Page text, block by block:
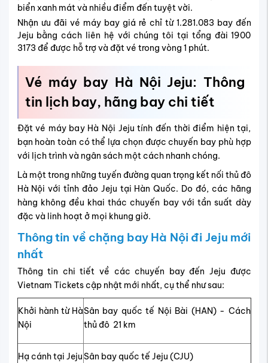
biển xanh mát và nhiều điểm đến tuyệt vời.
Nhận ưu đãi vé máy bay giá rẻ chỉ từ 1.281.083 bay đến
Jeju bằng cách liên hệ với chúng tôi tại tổng đài 1900
3173 để được hỗ trợ và đặt vé trong vòng 1 phút.
Vé máy bay Hà Nội Jeju: Thông
tin lịch bay, hãng bay chi tiết
Đặt vé máy bay Hà Nội Jeju tính đến thời điểm hiện tại,
bạn hoàn toàn có thể lựa chọn được chuyến bay phù hợp
với lịch trình và ngân sách một cách nhanh chóng.
Là một trong những tuyến đường quan trọng kết nối thủ đô
Hà Nội với tỉnh đảo Jeju tại Hàn Quốc. Do đó, các hãng
hàng không đều khai thác chuyến bay với tần suất dày
đặc và linh hoạt ở mọi khung giờ.
Thông tin về chặng bay Hà Nội đi Jeju mới
nhất
Thông tin chi tiết về các chuyến bay đến Jeju được
Vietnam Tickets cập nhật mới nhất, cụ thể như sau:
Khởi hành từ Hà
Nội
Sân bay quốc tế Nội Bài (HAN) - Cách
thủ đô 21 km
Hạ cánh tại Jeju Sân bay quốc tế Jeju (CJU)